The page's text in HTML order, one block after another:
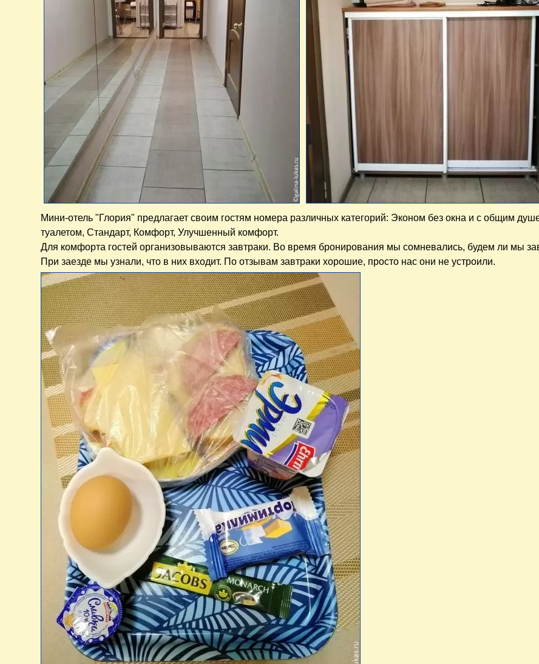
Мини-отель "Глория" предлагает своим гостям номера различных категорий: Эконом без окна и с общим
туалетом, Стандарт, Комфорт, Улучшенный комфорт.
Для комфорта гостей организовываются завтраки. Во время бронирования мы сомневались, будем ли мы
При заезде мы узнали, что в них входит. По отзывам завтраки хорошие, просто нас они не устроили.